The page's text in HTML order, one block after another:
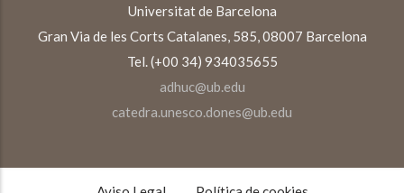
Universitat de Barcelona
Gran Via de les Corts Catalanes, 585, 08007 Barcelona
Tel. (+00 34) 934035655
adhuc@ub.edu
catedra.unesco.dones@ub.edu
TEXTOS